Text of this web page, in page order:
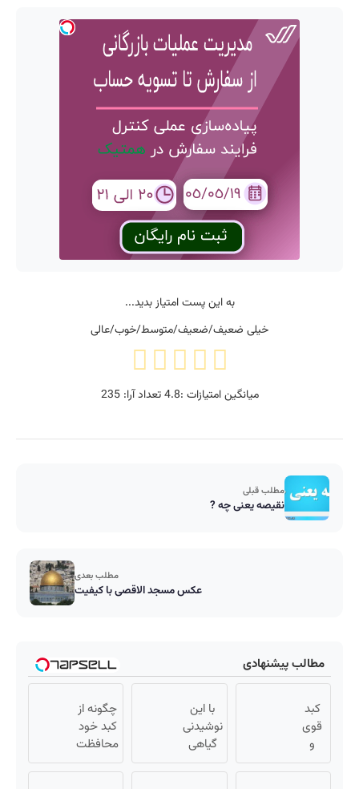
به این پست امتیاز بدید...
خیلی ضعیف/ضعیف/متوسط/خوب/عالی
میانگین امتیازات :4.8تعداد آرا:235
مطلب قبلی
نقیصه یعنی چه ?
مطلب بعدی
عکس مسجد الاقصی با کیفیت
مطالب پیشنهادی
کبد
قوی
و
سالم
با این
نوشیدنی
گیاهی
کبدت
چگونه از
کبد خود
محافظت
کنم؟ با